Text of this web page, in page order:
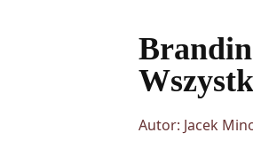
Autor: Jacek